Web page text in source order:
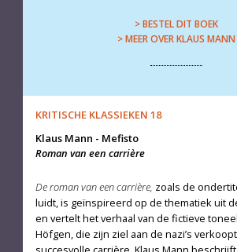
> BESTEL DIT BOEK
> MEER OVER KLAUS MANN
KRITISCHE KLASSIEKEN 18
Klaus Mann - Mefisto
Roman van een carrière
De roman van een carrière, zoals de
luidt, is geïnspireerd op de thematiek uit
en vertelt het verhaal van de fictieve
Höfgen, die zijn ziel aan de nazi’s